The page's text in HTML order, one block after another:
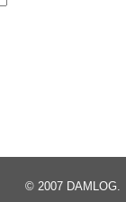
© 2007 DAMLOG.